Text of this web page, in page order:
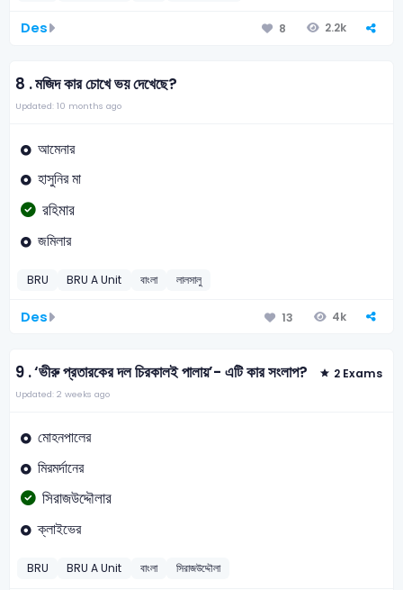
Des 8 2.2k
8 .মজিদ কার চোখে ভয় দেখেছে?
Updated: 10 months ago
আমেনার
হাসুনির মা
রহিমার
জমিলার
BRU BRU A Unit বাংলা লালসালু
Des 13 4k
9 .‘ভীরু প্রতারকের দল চিরকালই পালায়’- এটি কার সংলাপ? 2 Exams
Updated: 2 weeks ago
মোহনপালের
মিরমর্দানের
সিরাজউদ্দৌলার
ক্লাইভের
BRU BRU A Unit বাংলা সিরাজউদ্দৌলা